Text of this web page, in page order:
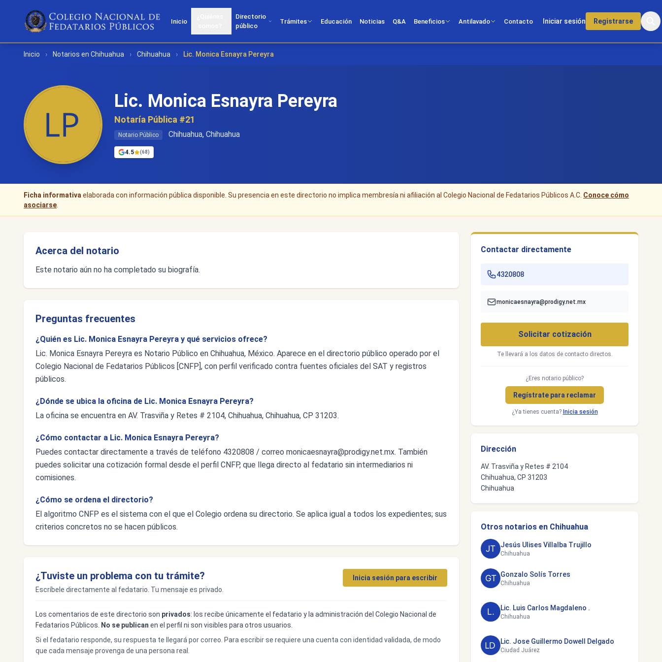
Inicio
Directorio
público
Trámites Educación Noticias Q&A Beneficios Antilavado Contacto Iniciar sesión Registrarse
Inicio › Notarios en Chihuahua › Chihuahua › Lic. Monica Esnayra Pereyra
Lic. Monica Esnayra Pereyra
Notaría Pública #21
Notario Público Chihuahua, Chihuahua
4.5 (68)
Ficha informativa elaborada con información pública disponible. Su presencia en este directorio no implica membresía ni afiliación al Colegio Nacional de Fedatarios Públicos A.C. Conoce cómo
asociarse
Acerca del notario
Este notario aún no ha completado su biografía.
Preguntas frecuentes
¿Quién es Lic. Monica Esnayra Pereyra y qué servicios ofrece?
Lic. Monica Esnayra Pereyra es Notario Público en Chihuahua, México. Aparece en el directorio público operado por el
Colegio Nacional de Fedatarios Públicos [CNFP], con perfil verificado contra fuentes oficiales del SAT y registros
públicos.
¿Dónde se ubica la oficina de Lic. Monica Esnayra Pereyra?
La oficina se encuentra en AV. Trasviña y Retes # 2104, Chihuahua, Chihuahua, CP 31203.
¿Cómo contactar a Lic. Monica Esnayra Pereyra?
Puedes contactar directamente a través de teléfono 4320808 / correo monicaesnayra@prodigy.net.mx. También
puedes solicitar una cotización formal desde el perfil CNFP, que llega directo al fedatario sin intermediarios ni
comisiones.
¿Cómo se ordena el directorio?
El algoritmo CNFP es el sistema con el que el Colegio ordena su directorio. Se aplica igual a todos los expedientes; sus
criterios concretos no se hacen públicos.
¿Tuviste un problema con tu trámite?
Escríbele directamente al fedatario. Tu mensaje es privado.
Inicia sesión para escribir
Los comentarios de este directorio son privados: los recibe únicamente el fedatario y la administración del Colegio Nacional de
Fedatarios Públicos.
No se publican en el perfil ni son visibles para otros usuarios.
Si el fedatario responde, su respuesta te llegará por correo. Para escribir se requiere una cuenta con identidad validada, de modo
que cada mensaje provenga de una persona real.
Contactar directamente
4320808
monicaesnayra@prodigy.net.mx
Solicitar cotización
Te llevará a los datos de contacto directos.
¿Eres notario público?
Regístrate para reclamar
¿Ya tienes cuenta? Inicia sesión
Dirección
AV. Trasviña y Retes # 2104
Chihuahua, CP 31203
Chihuahua
Otros notarios en Chihuahua
Jesús Ulises Villalba Trujillo
Chihuahua
Gonzalo Solís Torres
Chihuahua
Lic. Luis Carlos Magdaleno .
Chihuahua
Lic. Jose Guillermo Dowell Delgado
Ciudad Juárez